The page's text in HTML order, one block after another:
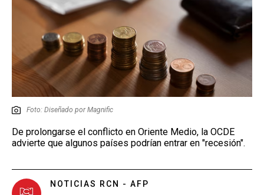
Foto: Diseñado por Magnific
De prolongarse el conflicto en Oriente Medio, la OCDE
advierte que algunos países podrían entrar en "recesión".
NOTICIAS RCN - AFP